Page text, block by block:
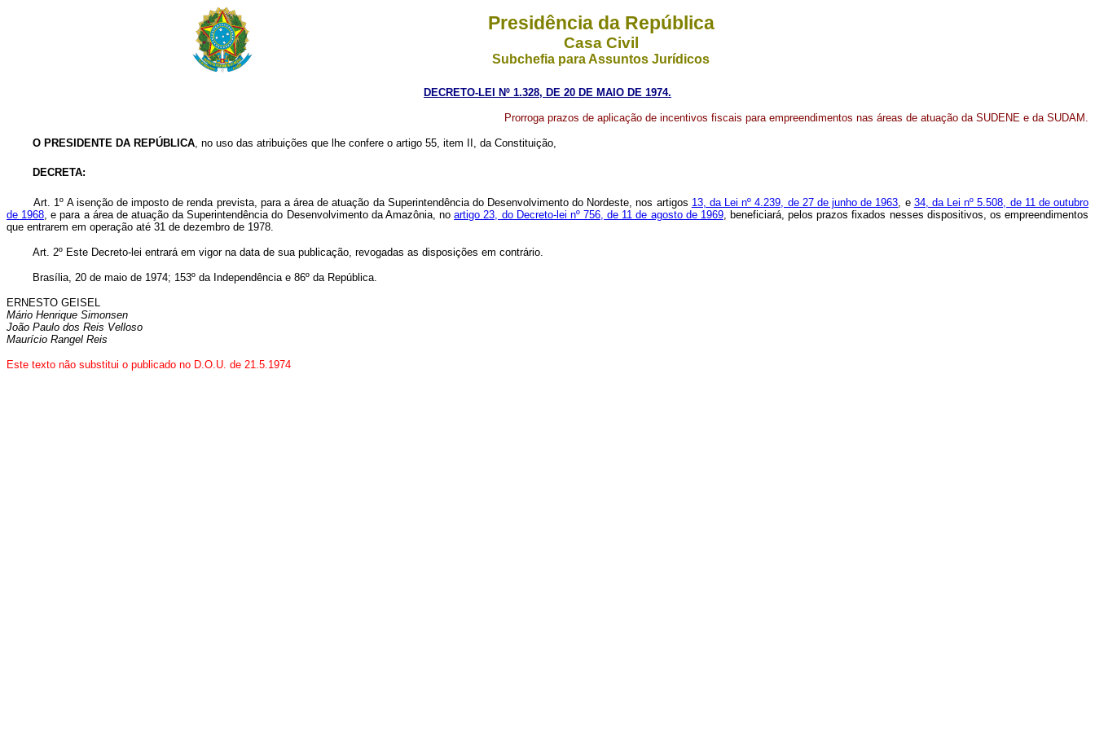
Presidência da República
Casa Civil
Subchefia para Assuntos Jurídicos
DECRETO-LEI Nº 1.328, DE 20 DE MAIO DE 1974.
Prorroga prazos de aplicação de incentivos fiscais para empreendimentos nas áreas de atuação da SUDENE e da SUDAM.
O PRESIDENTE DA REPÚBLICA, no uso das atribuições que lhe confere o artigo 55, item II, da Constituição,
DECRETA:
Art. 1º A isenção de imposto de renda prevista, para a área de atuação da Superintendência do Desenvolvimento do Nordeste, nos artigos 13, da Lei nº 4.239, de 27 de junho de 1963 , e 34, da Lei nº 5.508, de 11 de outubro
de 1968 , e para a área de atuação da Superintendência do Desenvolvimento da Amazônia, noartigo 23, do Decreto-lei nº 756, de 11 de agosto de 1969, beneficiará, pelos prazos fixados nesses dispositivos, os empreendimentos
que entrarem em operação até 31 de dezembro de 1978.
Art. 2º Este Decreto-lei entrará em vigor na data de sua publicação, revogadas as disposições em contrário.
Brasília, 20 de maio de 1974; 153º da Independência e 86º da República.
ERNESTO GEISEL
Mário Henrique Simonsen
João Paulo dos Reis Velloso
Maurício Rangel Reis
Este texto não substitui o publicado no D.O.U. de 21.5.1974